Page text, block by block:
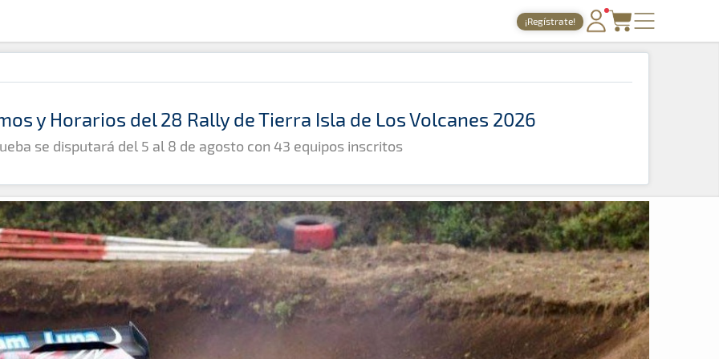
¡Regístrate!
PORTADA
TIEMPOS ONLINE
GALERÍAS
TIENDA
ARCHIVO
y Horarios del 28 Rally de Tierra Isla de Los Volcanes 2026
se disputará del 5 al 8 de agosto con 43 equipos inscritos